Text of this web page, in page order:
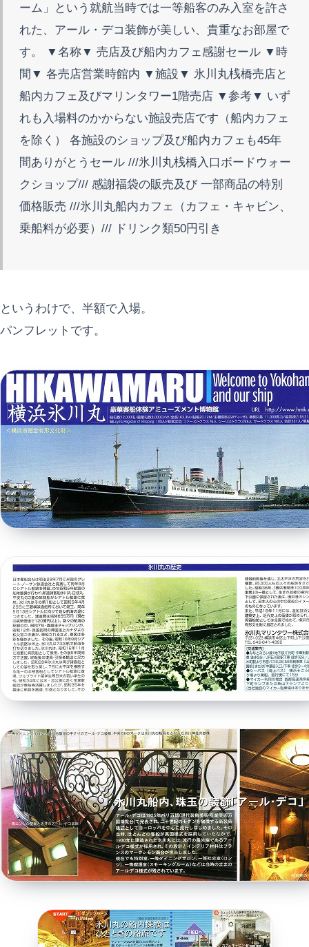
ーム」という就航当時では一等船客のみ入室を許さ
れた、アール・デコ装飾が美しい、貴重なお部屋で
す。 ▼名称▼ 売店及び船内カフェ感謝セール ▼時
間▼ 各売店営業時館内 ▼施設▼ 氷川丸桟橋売店と
船内カフェ及びマリンタワー1階売店 ▼参考▼ いず
れも入場料のかからない施設売店です（船内カフェ
を除く） 各施設のショップ及び船内カフェも45年
間ありがとうセール ///氷川丸桟橋入口ボードウォー
クショップ/// 感謝福袋の販売及び 一部商品の特別
価格販売 ///氷川丸船内カフェ（カフェ・キャビン、
乗船料が必要）/// ドリンク類50円引き
というわけで、半額で入場。
パンフレットです。